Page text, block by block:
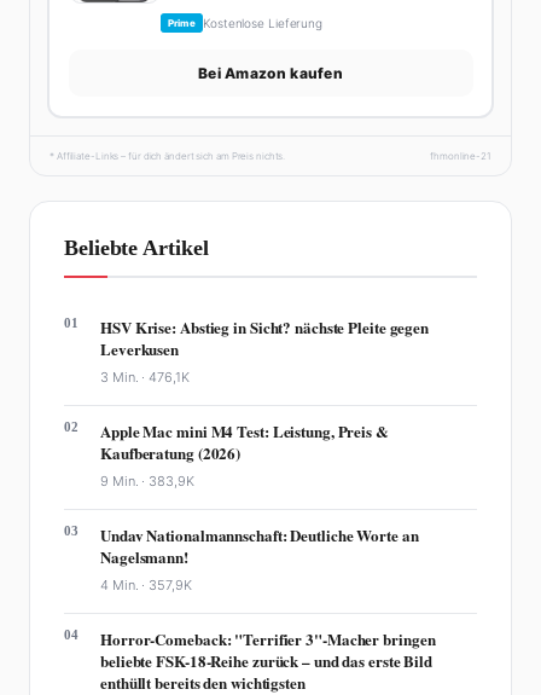
Prime Kostenlose Lieferung
Bei Amazon kaufen
* Affiliate-Links – für dich ändert sich am Preis nichts. fhmonline-21
Beliebte Artikel
01
HSV Krise: Abstieg in Sicht? nächste Pleite gegen
Leverkusen
3 Min. ·476,1K
02
Apple Mac mini M4 Test: Leistung, Preis &
Kaufberatung (2026)
9 Min. · 383,9K
03
Undav Nationalmannschaft: Deutliche Worte an
Nagelsmann!
4 Min. · 357,9K
04
Horror-Comeback: "Terrifier 3"-Macher bringen
beliebte FSK-18-Reihe zurück – und das erste Bild
enthüllt bereits den wichtigsten